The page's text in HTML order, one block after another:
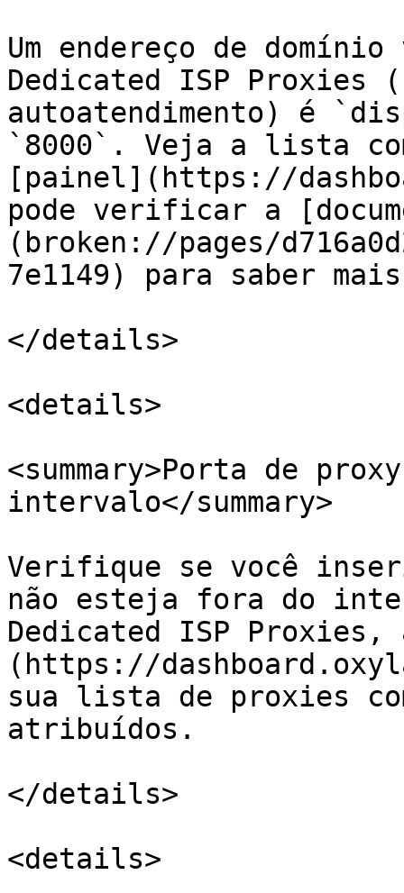
Um endereço de
Dedicated ISP Proxies
autoatendimento) é
`8000`. Veja a lista
[painel](https://
pode verificar a
(broken://pages/
7e1149) para saber
</details>
<details>
<summary>Porta de
intervalo</summary>
Verifique se você
não esteja fora do
Dedicated ISP
(https://
sua lista de proxies
atribuídos.
</details>
<details>